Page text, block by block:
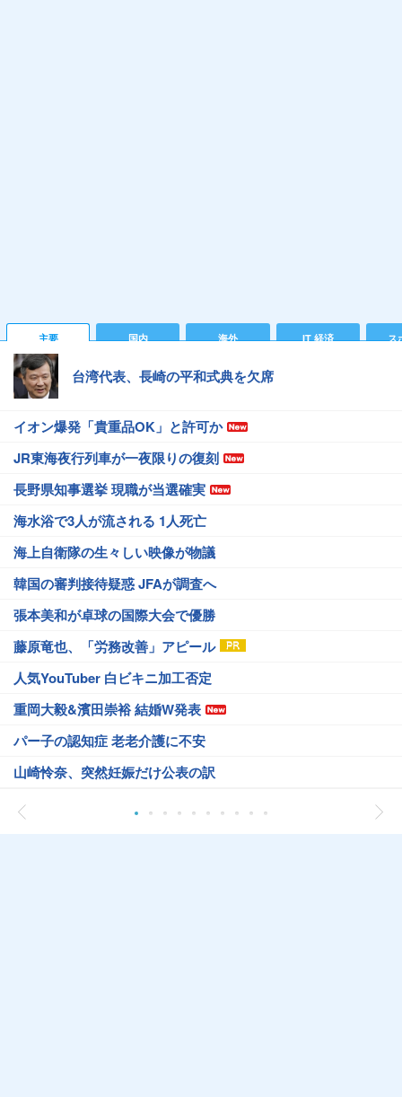
主要 国内 海外 IT 経済 ス
台湾代表、長崎の平和式典を欠席
イオン爆発「貴重品OK」と許可か
JR東海夜行列車が一夜限りの復刻
長野県知事選挙 現職が当選確実
海水浴で3人が流される 1人死亡
海上自衛隊の生々しい映像が物議
韓国の審判接待疑惑 JFAが調査へ
張本美和が卓球の国際大会で優勝
藤原竜也、「労務改善」アピール
人気YouTuber 白ビキニ加工否定
重岡大毅&濱田崇裕 結婚W発表
パー子の認知症 老老介護に不安
山崎怜奈、突然妊娠だけ公表の訳